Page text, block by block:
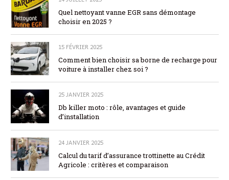
Quel nettoyant vanne EGR sans démontage
choisir en 2025 ?
15 FÉVRIER 2025
Comment bien choisir sa borne de recharge pour
voiture à installer chez soi ?
25 JANVIER 2025
Db killer moto : rôle, avantages et guide
d’installation
24 JANVIER 2025
Calcul du tarif d’assurance trottinette au Crédit
Agricole : critères et comparaison